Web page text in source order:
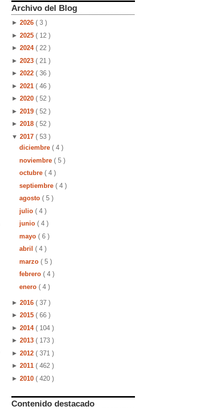
Archivo del Blog
► 2026 ( 3 )
► 2025 ( 12 )
► 2024 ( 22 )
► 2023 ( 21 )
► 2022 ( 36 )
► 2021 ( 46 )
► 2020 ( 52 )
► 2019 ( 52 )
► 2018 ( 52 )
▼ 2017 ( 53 )
diciembre ( 4 )
noviembre ( 5 )
octubre ( 4 )
septiembre ( 4 )
agosto ( 5 )
julio ( 4 )
junio ( 4 )
mayo ( 6 )
abril ( 4 )
marzo ( 5 )
febrero ( 4 )
enero ( 4 )
► 2016 ( 37 )
► 2015 ( 66 )
► 2014 ( 104 )
► 2013 ( 173 )
► 2012 ( 371 )
► 2011 ( 462 )
► 2010 ( 420 )
Contenido destacado